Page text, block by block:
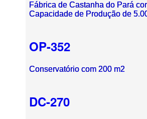
Fábrica de Castanha do Pará
Capacidade de Produção de
OP-352
Conservatório com 200 m2
DC-270